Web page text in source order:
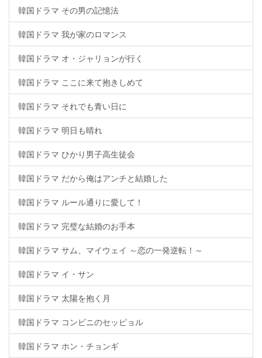
韓国ドラマ その男の記憶法
韓国ドラマ 我が家のロマンス
韓国ドラマ オ・ジャリョンが行く
韓国ドラマ ここに来て抱きしめて
韓国ドラマ それでも青い日に
韓国ドラマ 明日も晴れ
韓国ドラマ ひかり男子高生徒会
韓国ドラマ だから俺はアンチと結婚した
韓国ドラマ ルール通りに愛して！
韓国ドラマ 完璧な結婚のお手本
韓国ドラマ サム、マイウェイ ～恋の一発逆転！～
韓国ドラマ イ・サン
韓国ドラマ 太陽を抱く月
韓国ドラマ コンビニのセッピョル
韓国ドラマ ホン・チョンギ